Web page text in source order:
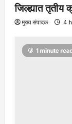
जिल्ह्यात तृतीय
मुख्य संपादक 4
1 minute